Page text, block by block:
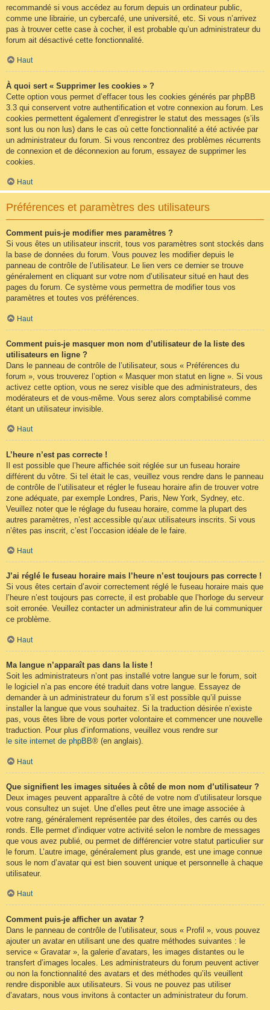
recommandé si vous accédez au forum depuis un ordinateur public,
comme une librairie, un cybercafé, une université, etc. Si vous n’arrivez
pas à trouver cette case à cocher, il est probable qu’un administrateur du
forum ait désactivé cette fonctionnalité.
Haut
À quoi sert « Supprimer les cookies » ?
Cette option vous permet d’effacer tous les cookies générés par phpBB
3.3 qui conservent votre authentification et votre connexion au forum. Les
cookies permettent également d’enregistrer le statut des messages (s’ils
sont lus ou non lus) dans le cas où cette fonctionnalité a été activée par
un administrateur du forum. Si vous rencontrez des problèmes récurrents
de connexion et de déconnexion au forum, essayez de supprimer les
cookies.
Haut
Préférences et paramètres des utilisateurs
Comment puis-je modifier mes paramètres ?
Si vous êtes un utilisateur inscrit, tous vos paramètres sont stockés dans
la base de données du forum. Vous pouvez les modifier depuis le
panneau de contrôle de l’utilisateur. Le lien vers ce dernier se trouve
généralement en cliquant sur votre nom d’utilisateur situé en haut des
pages du forum. Ce système vous permettra de modifier tous vos
paramètres et toutes vos préférences.
Haut
Comment puis-je masquer mon nom d’utilisateur de la liste des
utilisateurs en ligne ?
Dans le panneau de contrôle de l’utilisateur, sous « Préférences du
forum », vous trouverez l’option « Masquer mon statut en ligne ». Si vous
activez cette option, vous ne serez visible que des administrateurs, des
modérateurs et de vous-même. Vous serez alors comptabilisé comme
étant un utilisateur invisible.
Haut
L’heure n’est pas correcte !
Il est possible que l’heure affichée soit réglée sur un fuseau horaire
différent du vôtre. Si tel était le cas, veuillez vous rendre dans le panneau
de contrôle de l’utilisateur et régler le fuseau horaire afin de trouver votre
zone adéquate, par exemple Londres, Paris, New York, Sydney, etc.
Veuillez noter que le réglage du fuseau horaire, comme la plupart des
autres paramètres, n’est accessible qu’aux utilisateurs inscrits. Si vous
n’êtes pas inscrit, c’est l’occasion idéale de le faire.
Haut
J’ai réglé le fuseau horaire mais l’heure n’est toujours pas correcte !
Si vous êtes certain d’avoir correctement réglé le fuseau horaire mais que
l’heure n’est toujours pas correcte, il est probable que l’horloge du serveur
soit erronée. Veuillez contacter un administrateur afin de lui communiquer
ce problème.
Haut
Ma langue n’apparaît pas dans la liste !
Soit les administrateurs n’ont pas installé votre langue sur le forum, soit
le logiciel n’a pas encore été traduit dans votre langue. Essayez de
demander à un administrateur du forum s’il est possible qu’il puisse
installer la langue que vous souhaitez. Si la traduction désirée n’existe
pas, vous êtes libre de vous porter volontaire et commencer une nouvelle
traduction. Pour plus d’informations, veuillez vous rendre sur
le site internet de phpBB® (en anglais).
Haut
Que signifient les images situées à côté de mon nom d’utilisateur ?
Deux images peuvent apparaître à côté de votre nom d’utilisateur lorsque
vous consultez un sujet. Une d’elles peut être une image associée à
votre rang, généralement représentée par des étoiles, des carrés ou des
ronds. Elle permet d’indiquer votre activité selon le nombre de messages
que vous avez publié, ou permet de différencier votre statut particulier sur
le forum. L’autre image, généralement plus grande, est une image connue
sous le nom d’avatar qui est bien souvent unique et personnelle à chaque
utilisateur.
Haut
Comment puis-je afficher un avatar ?
Dans le panneau de contrôle de l’utilisateur, sous « Profil », vous pouvez
ajouter un avatar en utilisant une des quatre méthodes suivantes : le
service « Gravatar », la galerie d’avatars, les images distantes ou le
transfert d’images locales. Les administrateurs du forum peuvent activer
ou non la fonctionnalité des avatars et des méthodes qu’ils veuillent
rendre disponible aux utilisateurs. Si vous ne pouvez pas utiliser
d’avatars, nous vous invitons à contacter un administrateur du forum.